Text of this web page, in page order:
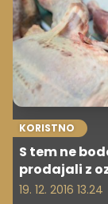
KORISTNO
S tem ne
prodajali z
19. 12. 2016 13.24